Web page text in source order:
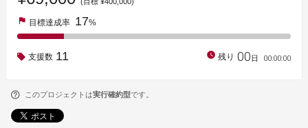
flag 目標達成率 17%
支援数 11 watch_later 残り 00日 00:00:00
このプロジェクトは実行確約型です。